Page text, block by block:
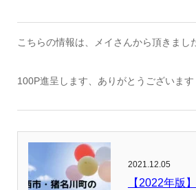
こちらの情報は、メイさんから頂きまし
100P進呈します、ありがとうございます
2021.12.05
【2022年版